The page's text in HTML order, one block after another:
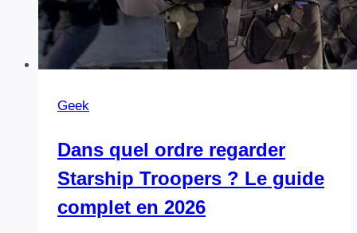
Geek
Dans quel ordre regarder
Starship Troopers ? Le guide
complet en 2026